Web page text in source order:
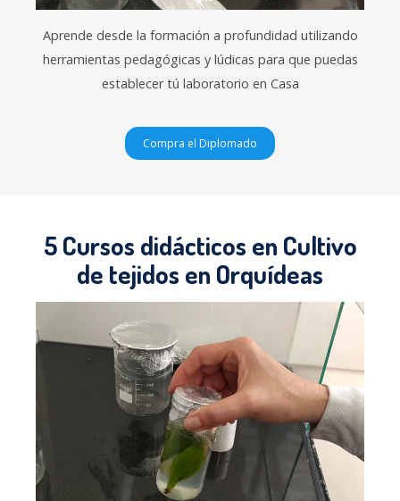
Aprende desde la formación a profundidad utilizando
herramientas pedagógicas y lúdicas para que puedas
establecer tú laboratorio en Casa
Compra el Diplomado
5 Cursos didácticos en Cultivo
de tejidos en Orquídeas